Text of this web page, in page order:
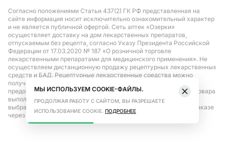
Согласно положениями Статьи 437(2) ГК РФ представленная на
сайте информация носит исключительно ознакомительный характер
и не является публичной офертой. Сеть аптек «Озерки»
осуществляет доставку на дом лекарственных препаратов,
отпускаемым без рецепта, согласно Указу Президента Российской
Федерации от 17.03.2020 № 187 «О розничной торговле
лекарственными препаратами для медицинского применения». Не
осуществляем дистанционную продажу рецептурных лекарственных
средств и БАД. Рецептурные лекарственные средства можно
получить только при помощи самовывоза в аптеке при
предоставлении рецепта, выписанного врачом. Бронирование товара
выполняется при условиях последующего выкупа заказа в
выбранном аптечном пункте. Цена действительна только при заказе
через сайт.
МЫ ИСПОЛЬЗУЕМ COOKIE-ФАЙЛЫ.
ПРОДОЛЖАЯ РАБОТУ С САЙТОМ, ВЫ РАЗРЕШАЕТЕ
ИСПОЛЬЗОВАНИЕ COOKIE. ПОДРОБНЕЕ